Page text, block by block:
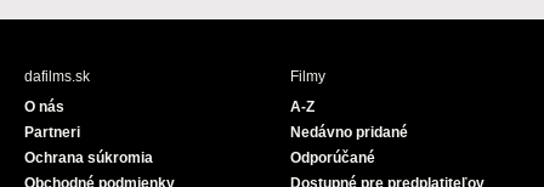
c
u
e
dafilms.sk
O nás
Partneri
Ochrana súkromia
Obchodné podmienky
Filmy
A-Z
Nedávno pridané
Odporúčané
Dostupné pre predplatiteľov